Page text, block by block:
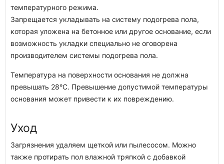
температурного режима.
Запрещается укладывать на систему подогрева пола,
которая уложена на бетонное или другое основание, если
возможность укладки специально не оговорена
производителем системы подогрева пола.
Температура на поверхности основания не должна
превышать 28°C. Превышение допустимой температуры
основания может привести к их повреждению.
Уход
Загрязнения удаляем щеткой или пылесосом. Можно
также протирать пол влажной тряпкой с добавкой